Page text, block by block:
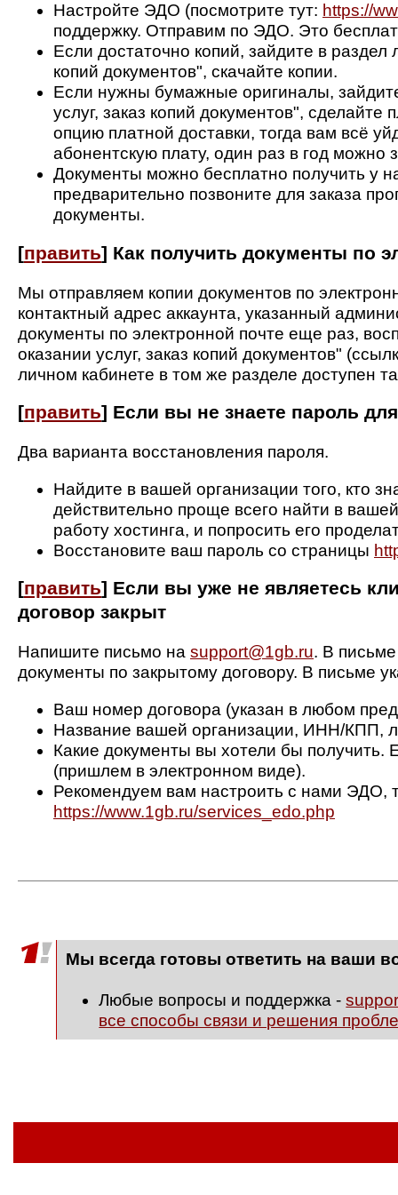
Настройте ЭДО (посмотрите тут: https://
поддержку. Отправим по ЭДО. Это
Если достаточно копий, зайдите в раздел
копий документов", скачайте копии.
Если нужны бумажные оригиналы,
услуг, заказ копий документов",
опцию платной доставки, тогда вам всё
абонентскую плату, один раз в год можно
Документы можно бесплатно получить у
предварительно позвоните для заказа
документы.
[править] Как получить документы по
Мы отправляем копии документов по
контактный адрес аккаунта, указанный
документы по электронной почте еще раз,
оказании услуг, заказ копий документов"
личном кабинете в том же разделе доступен
[править] Если вы не знаете пароль
Два варианта восстановления пароля.
Найдите в вашей организации того, кто
действительно проще всего найти в
работу хостинга, и попросить его
Восстановите ваш пароль со страницы
[править] Если вы уже не являетесь
договор закрыт
Напишите письмо на support@1gb.ru. В
документы по закрытому договору. В письме
Ваш номер договора (указан в любом
Название вашей организации, ИНН/КПП,
Какие документы вы хотели бы получить.
(пришлем в электронном виде).
Рекомендуем вам настроить с нами ЭДО,
https://www.1gb.ru/services_edo.php
Мы всегда готовы ответить на ваши
Любые вопросы и поддержка -
все способы связи и решения